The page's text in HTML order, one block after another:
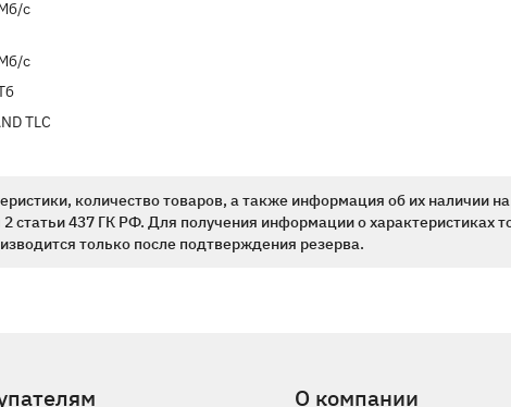
с
с
TLC
количество товаров, а также информация об их наличии
статьи 437 ГК РФ. Для получения информации о характеристиках
только после подтверждения резерва.
О компании